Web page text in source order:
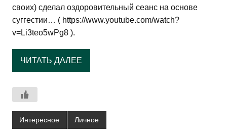
своих) сделал оздоровительный сеанс на основе
суггестии… ( https://www.youtube.com/watch?
v=Li3teo5wPg8 ).
ЧИТАТЬ ДАЛЕЕ
Интересное Личное